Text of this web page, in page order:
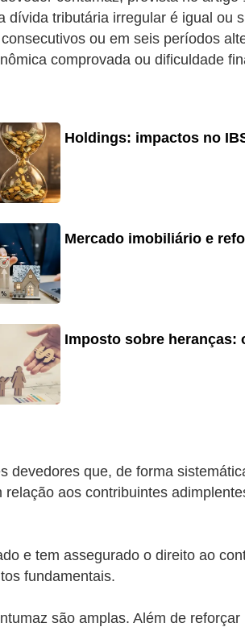
tributária irregular é igual
ou em seis períodos
comprovada ou dificuldade
Holdings: impactos no
Mercado imobiliário e
Imposto sobre heranças:
devedores que, de forma
aos contribuintes
e tem assegurado o direito ao
fundamentais.
são amplas. Além de